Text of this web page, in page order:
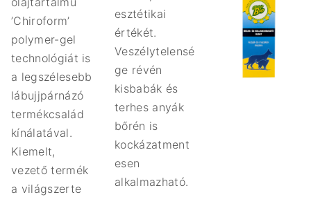
’Chiroform’
polymer-gel
technológiát is
a legszélesebb
lábujjpárnázó
termékcsalád
kínálatával.
Kiemelt,
vezető termék
a világszerte
esztétikai
értékét.
Veszélytelensé
ge révén
kisbabák és
terhes anyák
bőrén is
kockázatment
esen
alkalmazható.